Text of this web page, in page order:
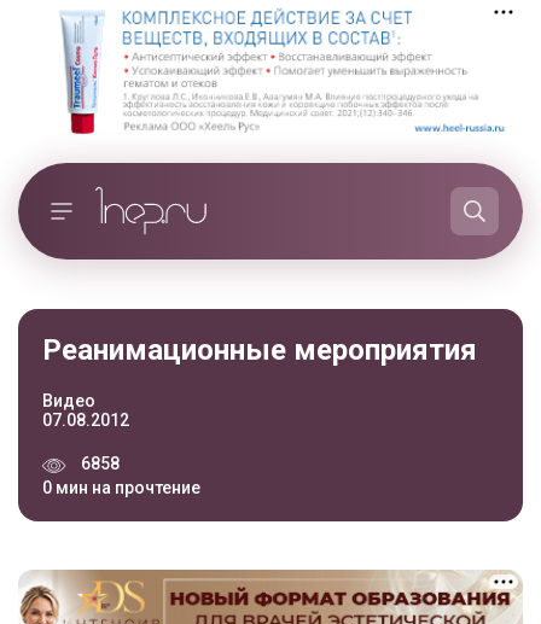
Реанимационные мероприятия
Видео
07.08.2012
6858
0 мин на прочтение